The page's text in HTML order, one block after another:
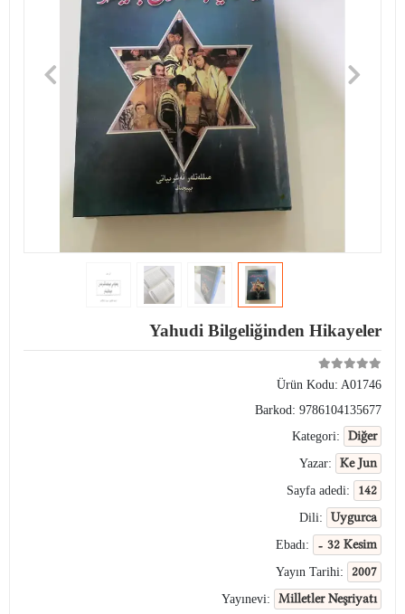
Yahudi Bilgeliğinden Hikayeler
Ürün Kodu: A01746
Barkod: 9786104135677
Kategori:
Diğer
Yazar: Ke Jun
Sayfa adedi: 142
Dili: Uygurca
Ebadı: - 32 Kesim
Yayın Tarihi: 2007
Yayınevi: Milletler Neşriyatı